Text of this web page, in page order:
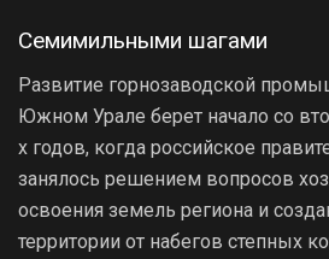
Семимильными шагами
Развитие горнозаводской
Южном Урале берет начало со
х годов, когда российское
занялось решением вопросов
освоения земель региона и
территории от набегов степных